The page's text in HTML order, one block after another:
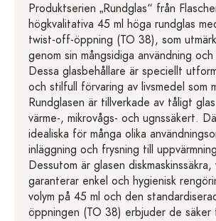
Produktserien „Rundglas“ från
högkvalitativa 45 ml höga rundglas
twist-off-öppning (TO 38), som
genom sin mångsidiga användning
Dessa glasbehållare är speciellt
och stilfull förvaring av livsmedel som
Rundglasen är tillverkade av tåligt
värme-, mikrovågs- och ugnssäkert.
idealiska för många olika
inläggning och frysning till
Dessutom är glasen diskmaskinssäkra,
garanterar enkel och hygienisk
volym på 45 ml och den
öppningen (TO 38) erbjuder de säker